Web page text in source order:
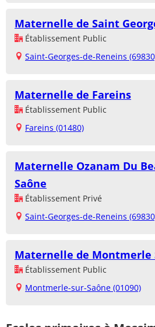
Maternelle de Saint
Établissement Public
Saint-Georges-de-Reneins
Maternelle de Fareins
Établissement Public
Fareins (01480)
Maternelle Ozanam Du
Saône
Établissement Privé
Saint-Georges-de-Reneins
Maternelle de Montmerle
Établissement Public
Montmerle-sur-Saône (01090)